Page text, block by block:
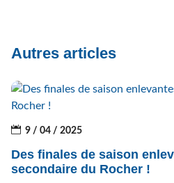
Autres articles
9 / 04 / 2025
Des finales de saison
secondaire du Rocher !